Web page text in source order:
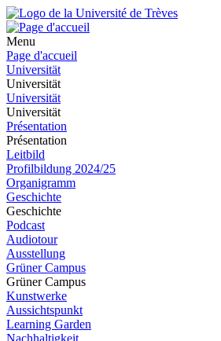
Menu
Page d'accueil
Universität
Universität
Universität
Universität
Présentation
Présentation
Leitbild
Profilbildung 2024/25
Organigramm
Geschichte
Geschichte
Podcast
Audiotour
Ausstellung
Grüner Campus
Grüner Campus
Kunstwerke
Aussichtspunkt
Learning Garden
Nachhaltigkeit